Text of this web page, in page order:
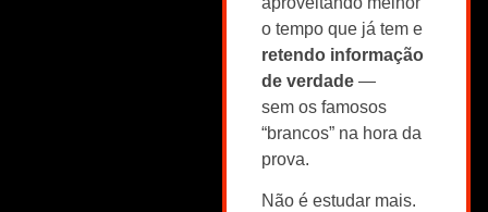
o tempo que já tem e
retendo informação
de verdade —
sem os famosos
“brancos” na hora da
prova.
Não é estudar mais.